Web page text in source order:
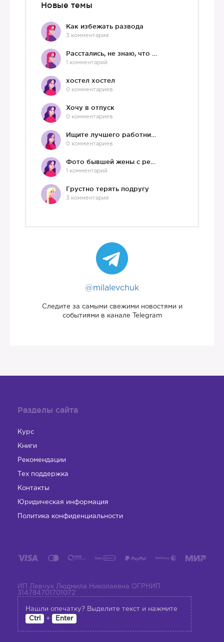
Новые темы
Как избежать развода
3 комментария
1 комментарий
хостел хостел
0 комментариев
Хочу в отпуск
0 комментариев
0 комментариев
1 комментарий
Грустно терять подругу
3 комментария
@milalevchuk
Следите за самыми свежими новостями и
событиями в канале Telegram
Разделы сайта
Курс
Книги
Рекомендации
Тех поддержка
Контакты
Юридическая информация
Политика конфиденциальности
ИП Левчук Людмила Николаевна ОГРНИП
314784701701072
Нашли опечатку? Выделите текст и нажмите
Ctrl
+ Enter